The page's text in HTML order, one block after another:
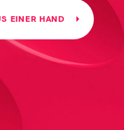
EINER HAND